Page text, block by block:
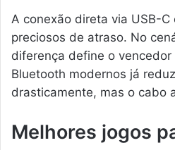
A conexão direta via USB-
preciosos de atraso. No
diferença define o
Bluetooth modernos já
drasticamente, mas o cabo
Melhores jogos